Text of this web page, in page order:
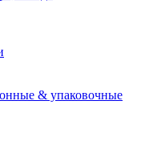
& упаковочные